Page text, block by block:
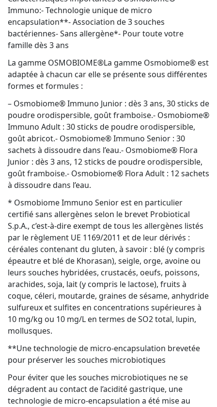
Immuno:- Technologie unique de micro
encapsulation**- Association de 3 souches
bactériennes- Sans allergène*- Pour toute votre
famille dès 3 ans
La gamme OSMOBIOME®La gamme Osmobiome® est
adaptée à chacun car elle se présente sous différentes
formes et formules :
– Osmobiome® Immuno Junior : dès 3 ans, 30 sticks de
poudre orodispersible, goût framboise.- Osmobiome®
Immuno Adult : 30 sticks de poudre orodispersible,
goût abricot.- Osmobiome® Immuno Senior : 30
sachets à dissoudre dans l’eau.- Osmobiome® Flora
Junior : dès 3 ans, 12 sticks de poudre orodispersible,
goût framboise.- Osmobiome® Flora Adult : 12 sachets
à dissoudre dans l’eau.
* Osmobiome Immuno Senior est en particulier
certifié sans allergènes selon le brevet Probiotical
S.p.A., c’est-à-dire exempt de tous les allergènes listés
par le règlement UE 1169/2011 et de leur dérivés :
céréales contenant du gluten, à savoir : blé (y compris
épeautre et blé de Khorasan), seigle, orge, avoine ou
leurs souches hybridées, crustacés, oeufs, poissons,
arachides, soja, lait (y compris le lactose), fruits à
coque, céleri, moutarde, graines de sésame, anhydride
sulfureux et sulfites en concentrations supérieures à
10 mg/kg ou 10 mg/L en termes de SO2 total, lupin,
mollusques.
**Une technologie de micro-encapsulation brevetée
pour préserver les souches microbiotiques
Pour éviter que les souches microbiotiques ne se
dégradent au contact de l’acidité gastrique, une
technologie de micro-encapsulation a été mise au